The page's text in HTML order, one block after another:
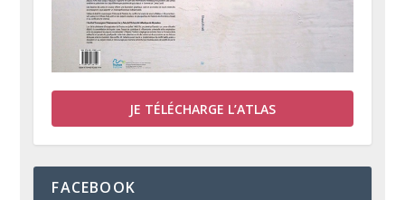
JE TÉLÉCHARGE L’ATLAS
FACEBOOK